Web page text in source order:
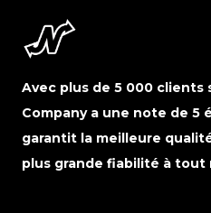
Avec plus de 5 000 clients
Company a une note de 5
garantit la meilleure
plus grande fiabilité à tout